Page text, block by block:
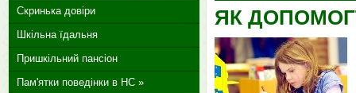
ЯК
Скринька довіри
Шкільна їдальня
Пришкільний пансіон
Пам'ятки поведінки в НС »